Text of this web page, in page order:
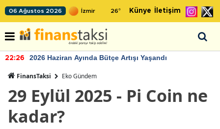
06 Ağustos 2026 26° Künye İletişim
22:26 2026 Haziran Ayında Bütçe Artışı Yaşandı
FinansTaksi Eko Gündem
29 Eylül 2025 - Pi Coin ne
kadar?